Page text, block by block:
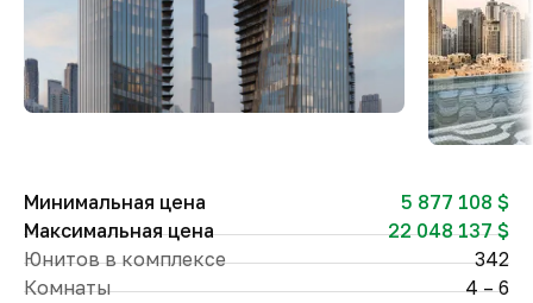
Минимальная цена
5 877 108 $
Максимальная цена
22 048 137 $
Юнитов в комплексе
342
Комнаты
4 – 6